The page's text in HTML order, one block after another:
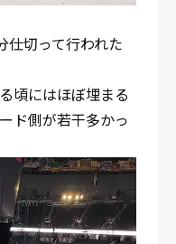
仕切って行われた
頃にはほぼ埋まる
ド側が若干多かっ